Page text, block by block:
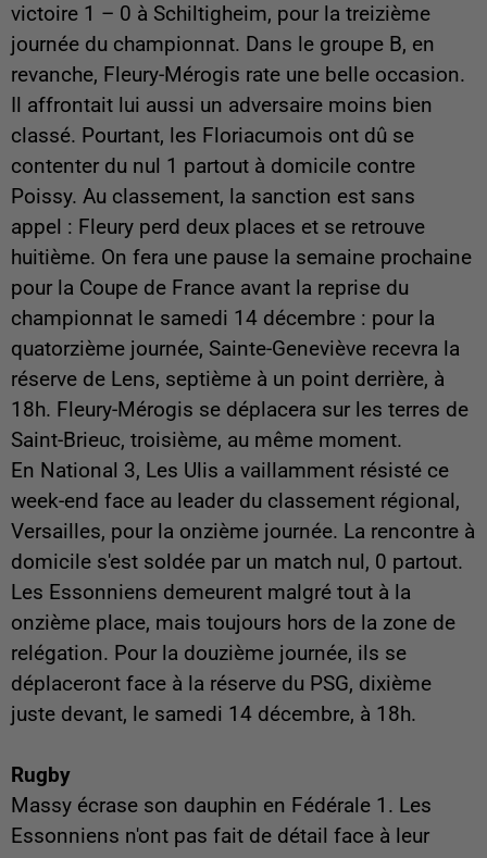
victoire 1 – 0 à Schiltigheim, pour la treizième
journée du championnat. Dans le groupe B, en
revanche, Fleury-Mérogis rate une belle occasion.
Il affrontait lui aussi un adversaire moins bien
classé. Pourtant, les Floriacumois ont dû se
contenter du nul 1 partout à domicile contre
Poissy. Au classement, la sanction est sans
appel : Fleury perd deux places et se retrouve
huitième. On fera une pause la semaine prochaine
pour la Coupe de France avant la reprise du
championnat le samedi 14 décembre : pour la
quatorzième journée, Sainte-Geneviève recevra la
réserve de Lens, septième à un point derrière, à
18h. Fleury-Mérogis se déplacera sur les terres de
Saint-Brieuc, troisième, au même moment.
En National 3, Les Ulis a vaillamment résisté ce
week-end face au leader du classement régional,
Versailles, pour la onzième journée. La rencontre à
domicile s'est soldée par un match nul, 0 partout.
Les Essonniens demeurent malgré tout à la
onzième place, mais toujours hors de la zone de
relégation. Pour la douzième journée, ils se
déplaceront face à la réserve du PSG, dixième
juste devant, le samedi 14 décembre, à 18h.
Rugby
Massy écrase son dauphin en Fédérale 1. Les
Essonniens n'ont pas fait de détail face à leur